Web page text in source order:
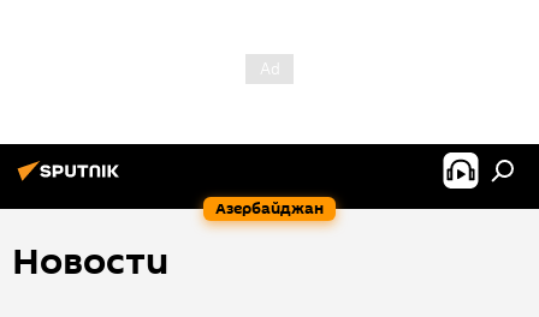
Азербайджан
Новости